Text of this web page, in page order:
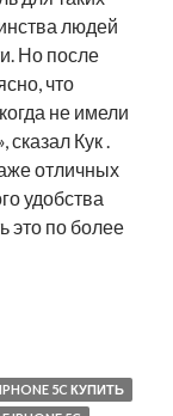
людей
Но после
что
не имели
Кук .
отличных
удобства
это по более
IPHONE 5C КУПИТЬ